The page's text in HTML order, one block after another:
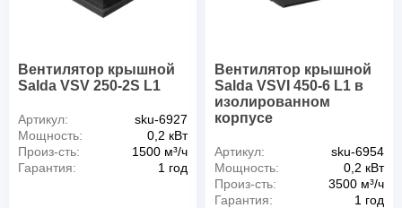
Вентилятор крышной
Salda VSV 250-2S L1
Артикул:
sku-6927
Мощность:
0,2 кВт
Произ-сть:
1500 м³/ч
Гарантия:
1 год
Вентилятор крышной
Salda VSVI 450-6 L1 в
изолированном
корпусе
Артикул:
sku-6954
Мощность:
0,2 кВт
Произ-сть:
3500 м³/ч
Гарантия:
1 год